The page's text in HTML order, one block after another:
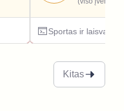
Sportas ir
Kitas